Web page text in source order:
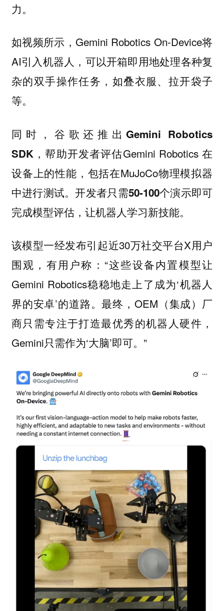
力。
如视频所示，Gemini Robotics On-Device将
AI引入机器人，可以开箱即用地处理各种复
杂的双手操作任务，如叠衣服、拉开袋子
等。
同时，谷歌还推出Gemini Robotics
SDK ，帮助开发者评估Gemini Robotics 在
设备上的性能，包括在MuJoCo物理模拟器
中进行测试。开发者只需50-100个演示即可
完成模型评估，让机器人学习新技能。
该模型一经发布引起近30万社交平台X用户
围观，有用户称：“这些设备内置模型让
Gemini Robotics稳稳地走上了成为‘机器人
界的安卓’的道路。最终，OEM（集成）厂
商只需专注于打造最优秀的机器人硬件，
Gemini只需作为‘大脑’即可。”